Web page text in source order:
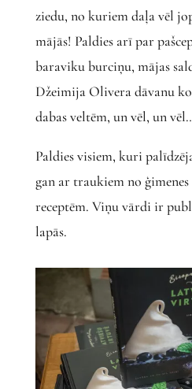
ziedu, no kuriem daļa vēl
mājās! Paldies arī par
baraviku burciņu, mājas
Džeimija Olivera dāvanu
dabas veltēm, un vēl, un
Paldies visiem, kuri
gan ar traukiem no
receptēm. Viņu vārdi ir
lapās.